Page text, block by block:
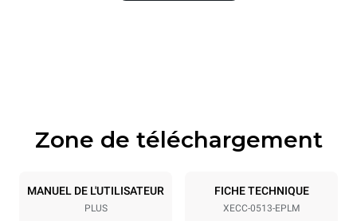
Caractéristiques de la plaque
5 GN 1/1
Espace entre les plaques
Zone de téléchargement
MANUEL DE L'UTILISATEUR
PLUS
FICHE TECHNIQUE
XECC-0513-EPLM